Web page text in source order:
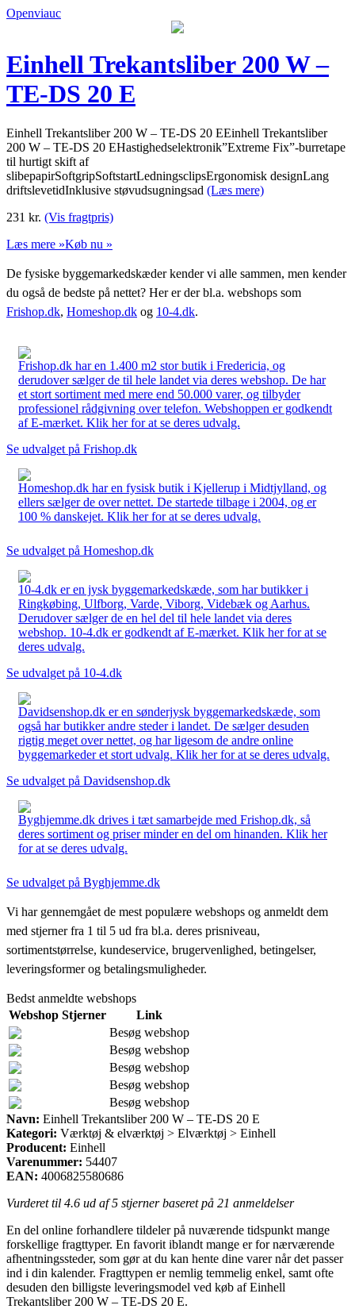
Openviauc
Einhell Trekantsliber 200 W –
TE-DS 20 E
Einhell Trekantsliber 200 W – TE-DS 20 EEinhell Trekantsliber
200 W – TE-DS 20 EHastighedselektronik”Extreme Fix”-burretape
til hurtigt skift af
slibepapirSoftgripSoftstartLedningsclipsErgonomisk designLang
driftslevetidInklusive støvudsugningsad (Læs mere)
231 kr. (Vis fragtpris)
Læs mere »Køb nu »
De fysiske byggemarkedskæder kender vi alle sammen, men kender
du også de bedste på nettet? Her er der bl.a. webshops som
Frishop.dk, Homeshop.dk og 10-4.dk.
Frishop.dk har en 1.400 m2 stor butik i Fredericia, og
derudover sælger de til hele landet via deres webshop. De har
et stort sortiment med mere end 50.000 varer, og tilbyder
professionel rådgivning over telefon. Webshoppen er godkendt
af E-mærket. Klik her for at se deres udvalg.
Se udvalget på Frishop.dk
Homeshop.dk har en fysisk butik i Kjellerup i Midtjylland, og
ellers sælger de over nettet. De startede tilbage i 2004, og er
100 % danskejet. Klik her for at se deres udvalg.
Se udvalget på Homeshop.dk
10-4.dk er en jysk byggemarkedskæde, som har butikker i
Ringkøbing, Ulfborg, Varde, Viborg, Videbæk og Aarhus.
Derudover sælger de en hel del til hele landet via deres
webshop. 10-4.dk er godkendt af E-mærket. Klik her for at se
deres udvalg.
Se udvalget på 10-4.dk
Davidsenshop.dk er en sønderjysk byggemarkedskæde, som
også har butikker andre steder i landet. De sælger desuden
rigtig meget over nettet, og har ligesom de andre online
byggemarkeder et stort udvalg. Klik her for at se deres udvalg.
Se udvalget på Davidsenshop.dk
Byghjemme.dk drives i tæt samarbejde med Frishop.dk, så
deres sortiment og priser minder en del om hinanden. Klik her
for at se deres udvalg.
Se udvalget på Byghjemme.dk
Vi har gennemgået de mest populære webshops og anmeldt dem
med stjerner fra 1 til 5 ud fra bl.a. deres prisniveau,
sortimentstørrelse, kundeservice, brugervenlighed, betingelser,
leveringsformer og betalingsmuligheder.
Bedst anmeldte webshops
Webshop Stjerner
Link
Besøg webshop
Besøg webshop
Besøg webshop
Besøg webshop
Besøg webshop
Navn: Einhell Trekantsliber 200 W – TE-DS 20 E
Kategori: Værktøj & elværktøj > Elværktøj > Einhell
Producent: Einhell
Varenummer: 54407
EAN: 4006825580686
Vurderet til 4.6 ud af 5 stjerner baseret på 21 anmeldelser
En del online forhandlere tildeler på nuværende tidspunkt mange
forskellige fragttyper. En favorit iblandt mange er for nærværende
afhentningssteder, som gør at du kan hente dine varer når det passer
ind i din kalender. Fragttypen er nemlig temmelig enkel, samt ofte
desuden den billigste leveringsmodel ved køb af Einhell
Trekantsliber 200 W – TE-DS 20 E.